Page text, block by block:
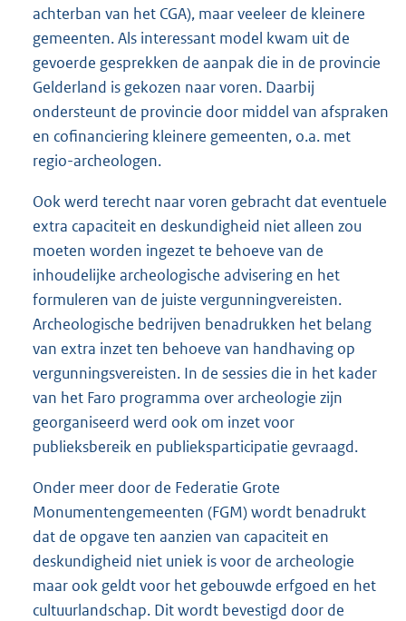
achterban van het CGA), maar veeleer de kleinere
gemeenten. Als interessant model kwam uit de
gevoerde gesprekken de aanpak die in de provincie
Gelderland is gekozen naar voren. Daarbij
ondersteunt de provincie door middel van afspraken
en cofinanciering kleinere gemeenten, o.a. met
regio-archeologen.
Ook werd terecht naar voren gebracht dat eventuele
extra capaciteit en deskundigheid niet alleen zou
moeten worden ingezet te behoeve van de
inhoudelijke archeologische advisering en het
formuleren van de juiste vergunningvereisten.
Archeologische bedrijven benadrukken het belang
van extra inzet ten behoeve van handhaving op
vergunningsvereisten. In de sessies die in het kader
van het Faro programma over archeologie zijn
georganiseerd werd ook om inzet voor
publieksbereik en publieksparticipatie gevraagd.
Onder meer door de Federatie Grote
Monumentengemeenten (FGM) wordt benadrukt
dat de opgave ten aanzien van capaciteit en
deskundigheid niet uniek is voor de archeologie
maar ook geldt voor het gebouwde erfgoed en het
cultuurlandschap. Dit wordt bevestigd door de